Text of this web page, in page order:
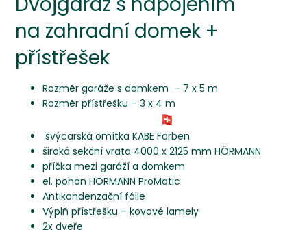
na zahradní domek +
přístřešek
Rozměr garáže s domkem – 7 x 5 m
Rozměr přístřešku – 3 x 4 m
švýcarská omítka KABE Farben
široká sekční vrata 4000 x 2125 mm HÖRMANN
příčka mezi garáží a domkem
el. pohon HÖRMANN ProMatic
Antikondenzační fólie
Výplň přístřešku – kovové lamely
2x dveře